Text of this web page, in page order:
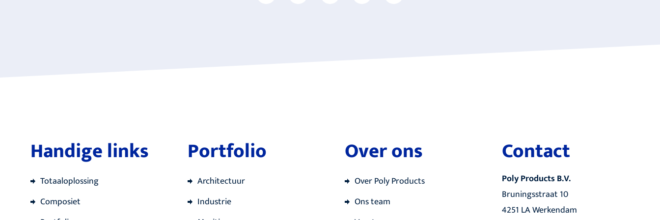
Handige links
Totaaloplossing
Composiet
Portfolio
Architectuur
Industrie
Over ons
Over Poly Products
Ons team
Contact
Poly Products B.V.
Bruningsstraat 10
4251 LA Werkendam